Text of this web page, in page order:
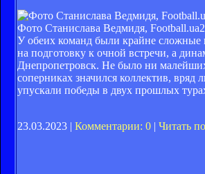
Фото Станислава Ведмидя, Football.ua
У обеих команд были крайне сложные
на подготовку к очной встречи, а
Днепропетровск. Не было ни
соперниках значился коллектив,
упускали победы в двух прошлых
23.03.2023 | Комментарии: 0 | Читать